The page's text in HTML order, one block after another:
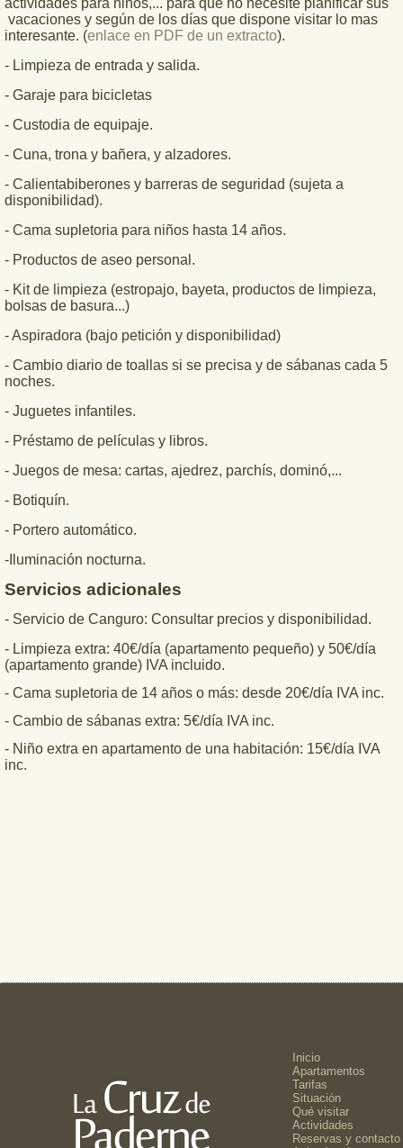
vacaciones y según de los días que dispone visitar lo mas
interesante. (enlace en PDF de un extracto).
- Limpieza de entrada y salida.
- Garaje para bicicletas
- Custodia de equipaje.
- Cuna, trona y bañera, y alzadores.
- Calientabiberones y barreras de seguridad (sujeta a
disponibilidad).
- Cama supletoria para niños hasta 14 años.
- Productos de aseo personal.
- Kit de limpieza (estropajo, bayeta, productos de limpieza,
bolsas de basura...)
- Aspiradora (bajo petición y disponibilidad)
- Cambio diario de toallas si se precisa y de sábanas cada 5
noches.
- Juguetes infantiles.
- Préstamo de películas y libros.
- Juegos de mesa: cartas, ajedrez, parchís, dominó,...
- Botiquín.
- Portero automático.
-Iluminación nocturna.
Servicios adicionales
- Servicio de Canguro: Consultar precios y disponibilidad.
- Limpieza extra: 40€/día (apartamento pequeño) y 50€/día
(apartamento grande) IVA incluido.
- Cama supletoria de 14 años o más: desde 20€/día IVA inc.
- Cambio de sábanas extra: 5€/día IVA inc.
- Niño extra en apartamento de una habitación: 15€/día IVA
inc.
Inicio
Apartamentos
Tarifas
Situación
Qué visitar
Actividades
Reservas y contacto